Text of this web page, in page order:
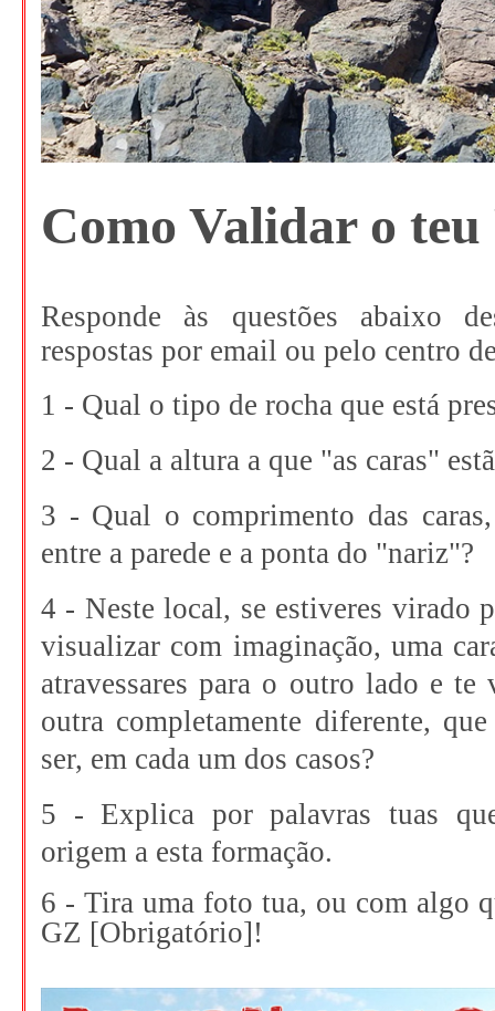
Como Validar o
Responde às questões abaixo
respostas por email ou pelo centro
1 - Qual o tipo de rocha que está
2 - Qual a altura a que "as caras"
3 - Qual o comprimento das
entre a parede e a ponta do "nariz"?
4 - Neste local, se estiveres virado
visualizar com imaginação, uma
atravessares para o outro lado e te
outra completamente diferente,
ser, em cada um dos casos?
5 - Explica por palavras tuas
origem a esta formação.
6 - Tira uma foto tua, ou com algo
GZ [Obrigatório]!